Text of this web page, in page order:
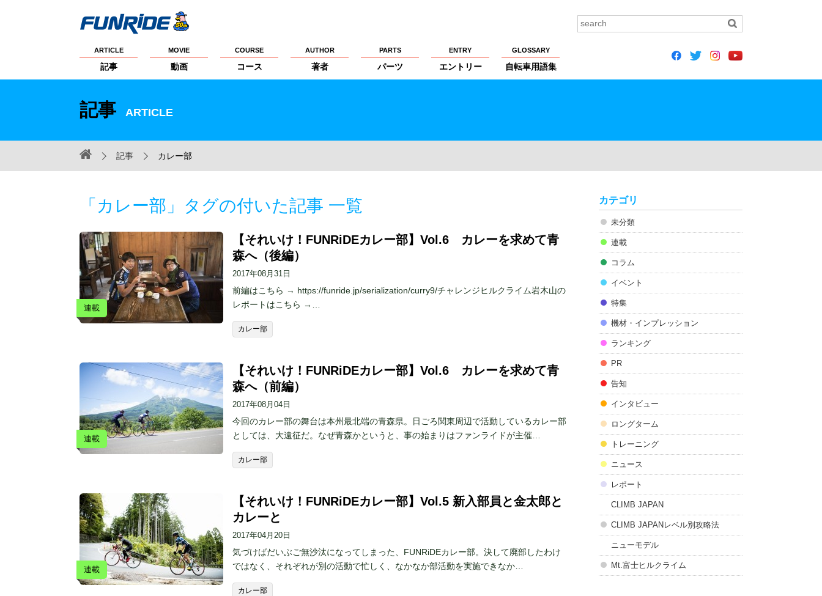
ARTICLE
記事
MOVIE
動画
COURSE
コース
AUTHOR
著者
PARTS
パーツ
ENTRY
エントリー
GLOSSARY
自転車用語集
記事 ARTICLE
記事 カレー部
「カレー部」タグの付いた記事 一覧
連載
【それいけ！FUNRiDEカレー部】Vol.6 カレーを求めて青
森へ（後編）
2017年08月31日
前編はこちら → https://funride.jp/serialization/curry9/チャレンジヒルクライム岩木山の
レポートはこちら →…
カレー部
連載
【それいけ！FUNRiDEカレー部】Vol.6 カレーを求めて青
森へ（前編）
2017年08月04日
今回のカレー部の舞台は本州最北端の青森県。日ごろ関東周辺で活動しているカレー部
としては、大遠征だ。なぜ青森かというと、事の始まりはファンライドが主催…
カレー部
連載
【それいけ！FUNRiDEカレー部】Vol.5 新入部員と金太郎と
カレーと
2017年04月20日
気づけばだいぶご無沙汰になってしまった、FUNRiDEカレー部。決して廃部したわけ
ではなく、それぞれが別の活動で忙しく、なかなか部活動を実施できなか…
カレー部
カテゴリ
未分類
連載
コラム
イベント
特集
機材・インプレッション
ランキング
PR
告知
インタビュー
ロングターム
トレーニング
ニュース
レポート
CLIMB JAPAN
CLIMB JAPANレベル別攻略法
ニューモデル
Mt.富士ヒルクライム